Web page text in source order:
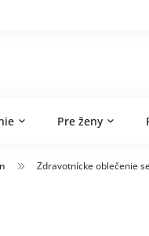
Pre ženy
Zdravotnícke oblečenie